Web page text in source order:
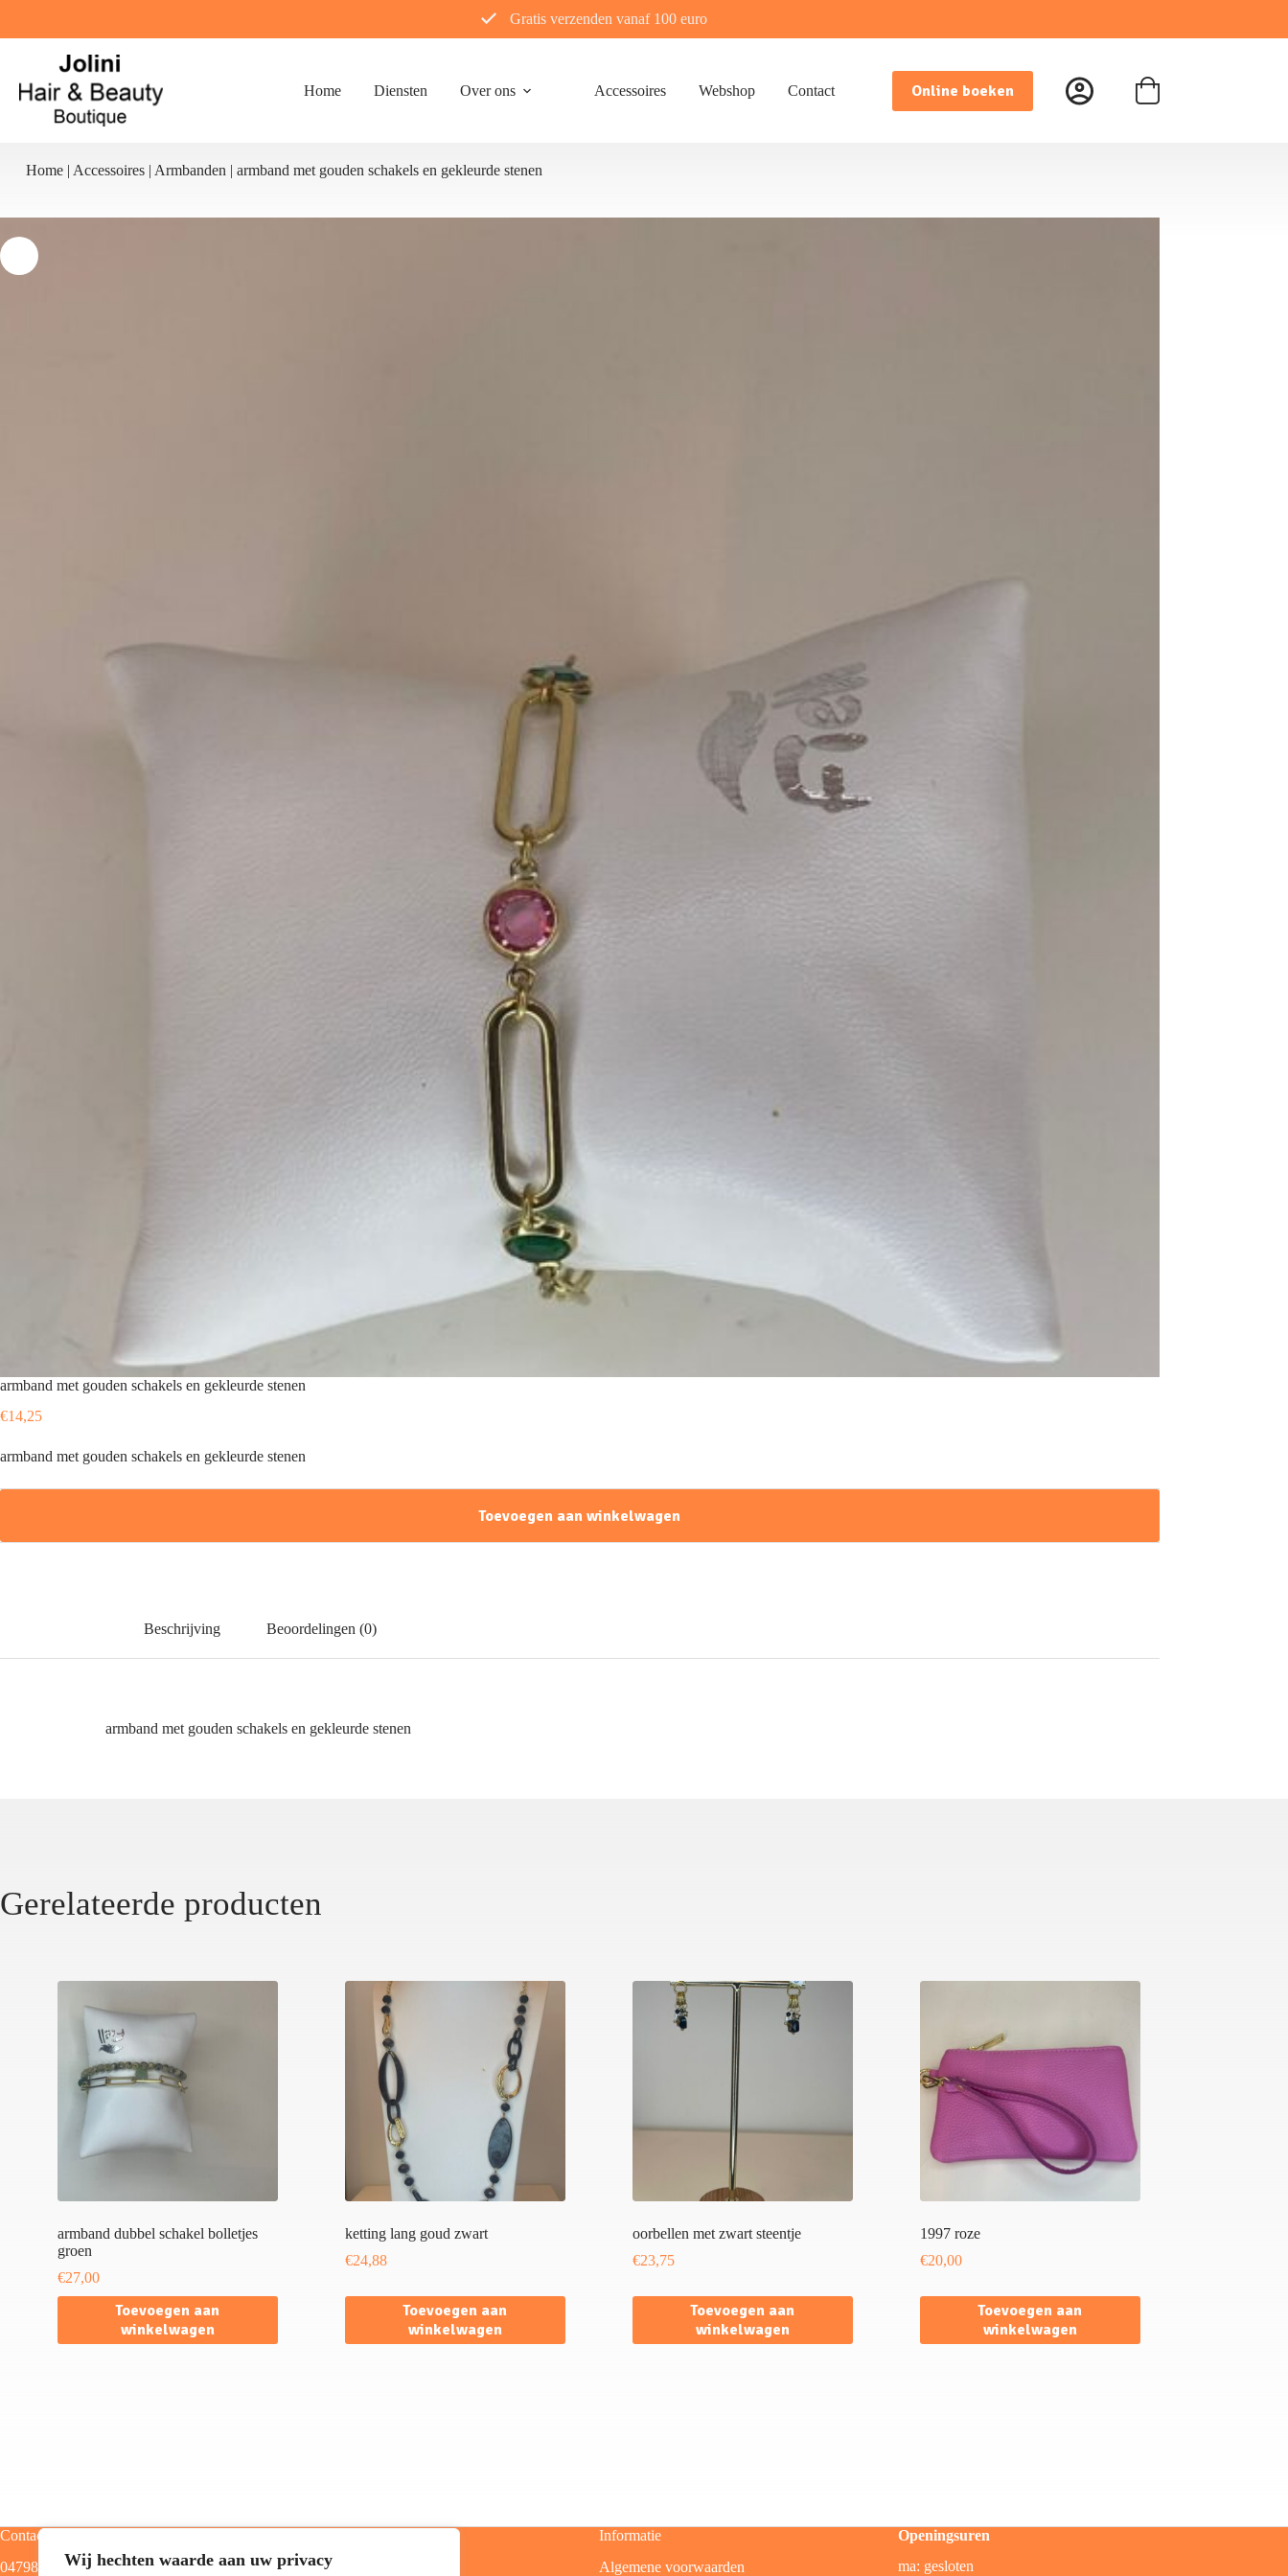
Wij hechten waarde aan uw privacy
de
Gratis verzenden vanaf 100 euro
Home Diensten Over ons Accessoires Webshop Contact Online boeken Winkelwagen
Home | Accessoires | Armbanden | armband met gouden schakels en gekleurde stenen
armband met gouden schakels en gekleurde stenen
€14,25
armband met gouden schakels en gekleurde stenen
Toevoegen aan winkelwagen
Beschrijving Beoordelingen (0)
armband met gouden schakels en gekleurde stenen
Gerelateerde producten
armband dubbel schakel bolletjes
groen
€27,00
Toevoegen aan
winkelwagen
ketting lang goud zwart
€24,88
Toevoegen aan
winkelwagen
oorbellen met zwart steentje
€23,75
Toevoegen aan
winkelwagen
1997 roze
€20,00
Toevoegen aan
winkelwagen
Contact
0479805129
Home
Informatie
Algemene voorwaarden
Openingsuren
ma: gesloten